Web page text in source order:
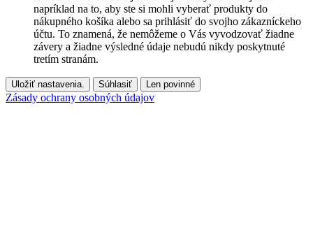
napríklad na to, aby ste si mohli vyberať produkty do
nákupného košíka alebo sa prihlásiť do svojho zákazníckeho
účtu. To znamená, že nemôžeme o Vás vyvodzovať žiadne
závery a žiadne výsledné údaje nebudú nikdy poskytnuté
tretím stranám.
Uložiť nastavenia. Súhlasiť Len povinné
Zásady ochrany osobných údajov